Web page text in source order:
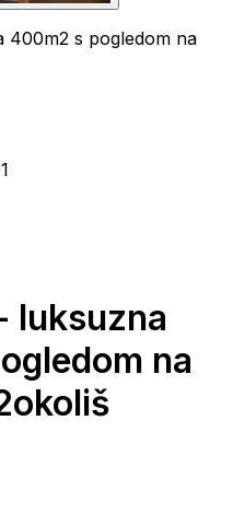
400m2 s pogledom na
luksuzna
na